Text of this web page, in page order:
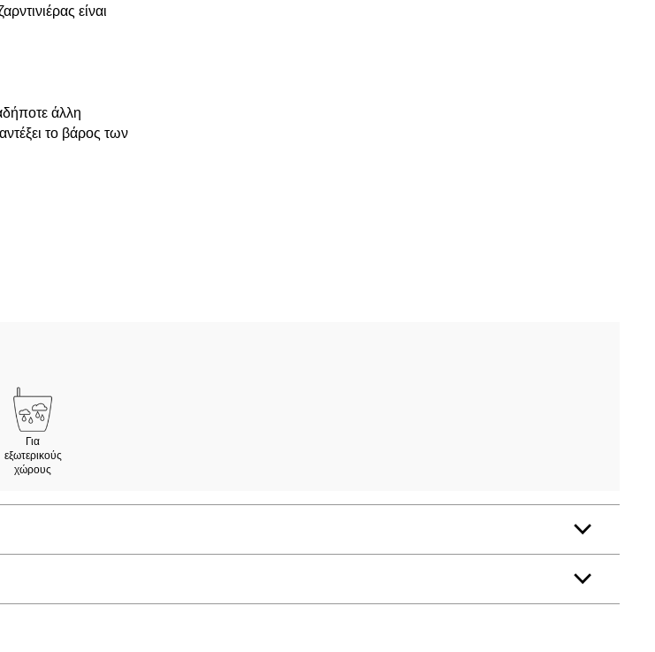
είναι
άλλη
το βάρος των
Για
εξωτερικούς
χώρους